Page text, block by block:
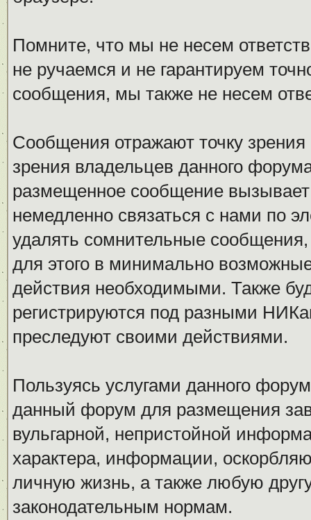
Помните, что мы не несем
не ручаемся и не гарантируем
сообщения, мы также не несем
Сообщения отражают точку
зрения владельцев данного
размещенное сообщение
немедленно связаться с нами по
удалять сомнительные
для этого в минимально
действия необходимыми. Также
регистрируются под разными
преследуют своими действиями.
Пользуясь услугами данного
данный форум для размещения
вульгарной, непристойной
характера, информации,
личную жизнь, а также любую
законодательным нормам.